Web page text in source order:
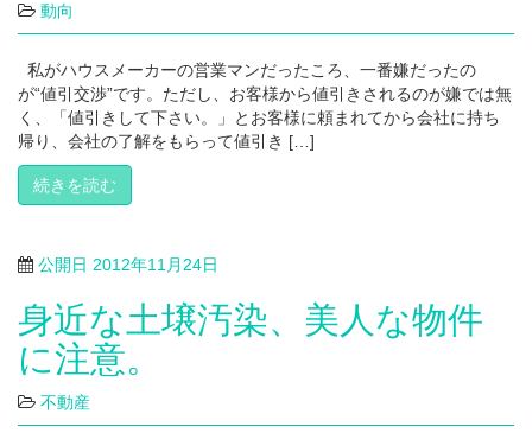
動向
私がハウスメーカーの営業マンだったころ、一番嫌だったの
が“値引交渉”です。ただし、お客様から値引きされるのが嫌では無
く、「値引きして下さい。」とお客様に頼まれてから会社に持ち
帰り、会社の了解をもらって値引き […]
続きを読む
公開日 2012年11月24日
身近な土壌汚染、美人な物件
に注意。
不動産